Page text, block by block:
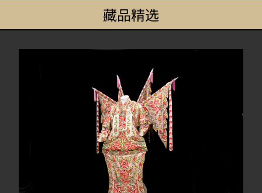
藏品精选